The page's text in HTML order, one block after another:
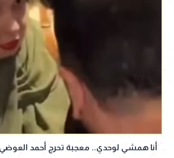
أنا همشي لوحدي.. معجبة تحرج أحمد